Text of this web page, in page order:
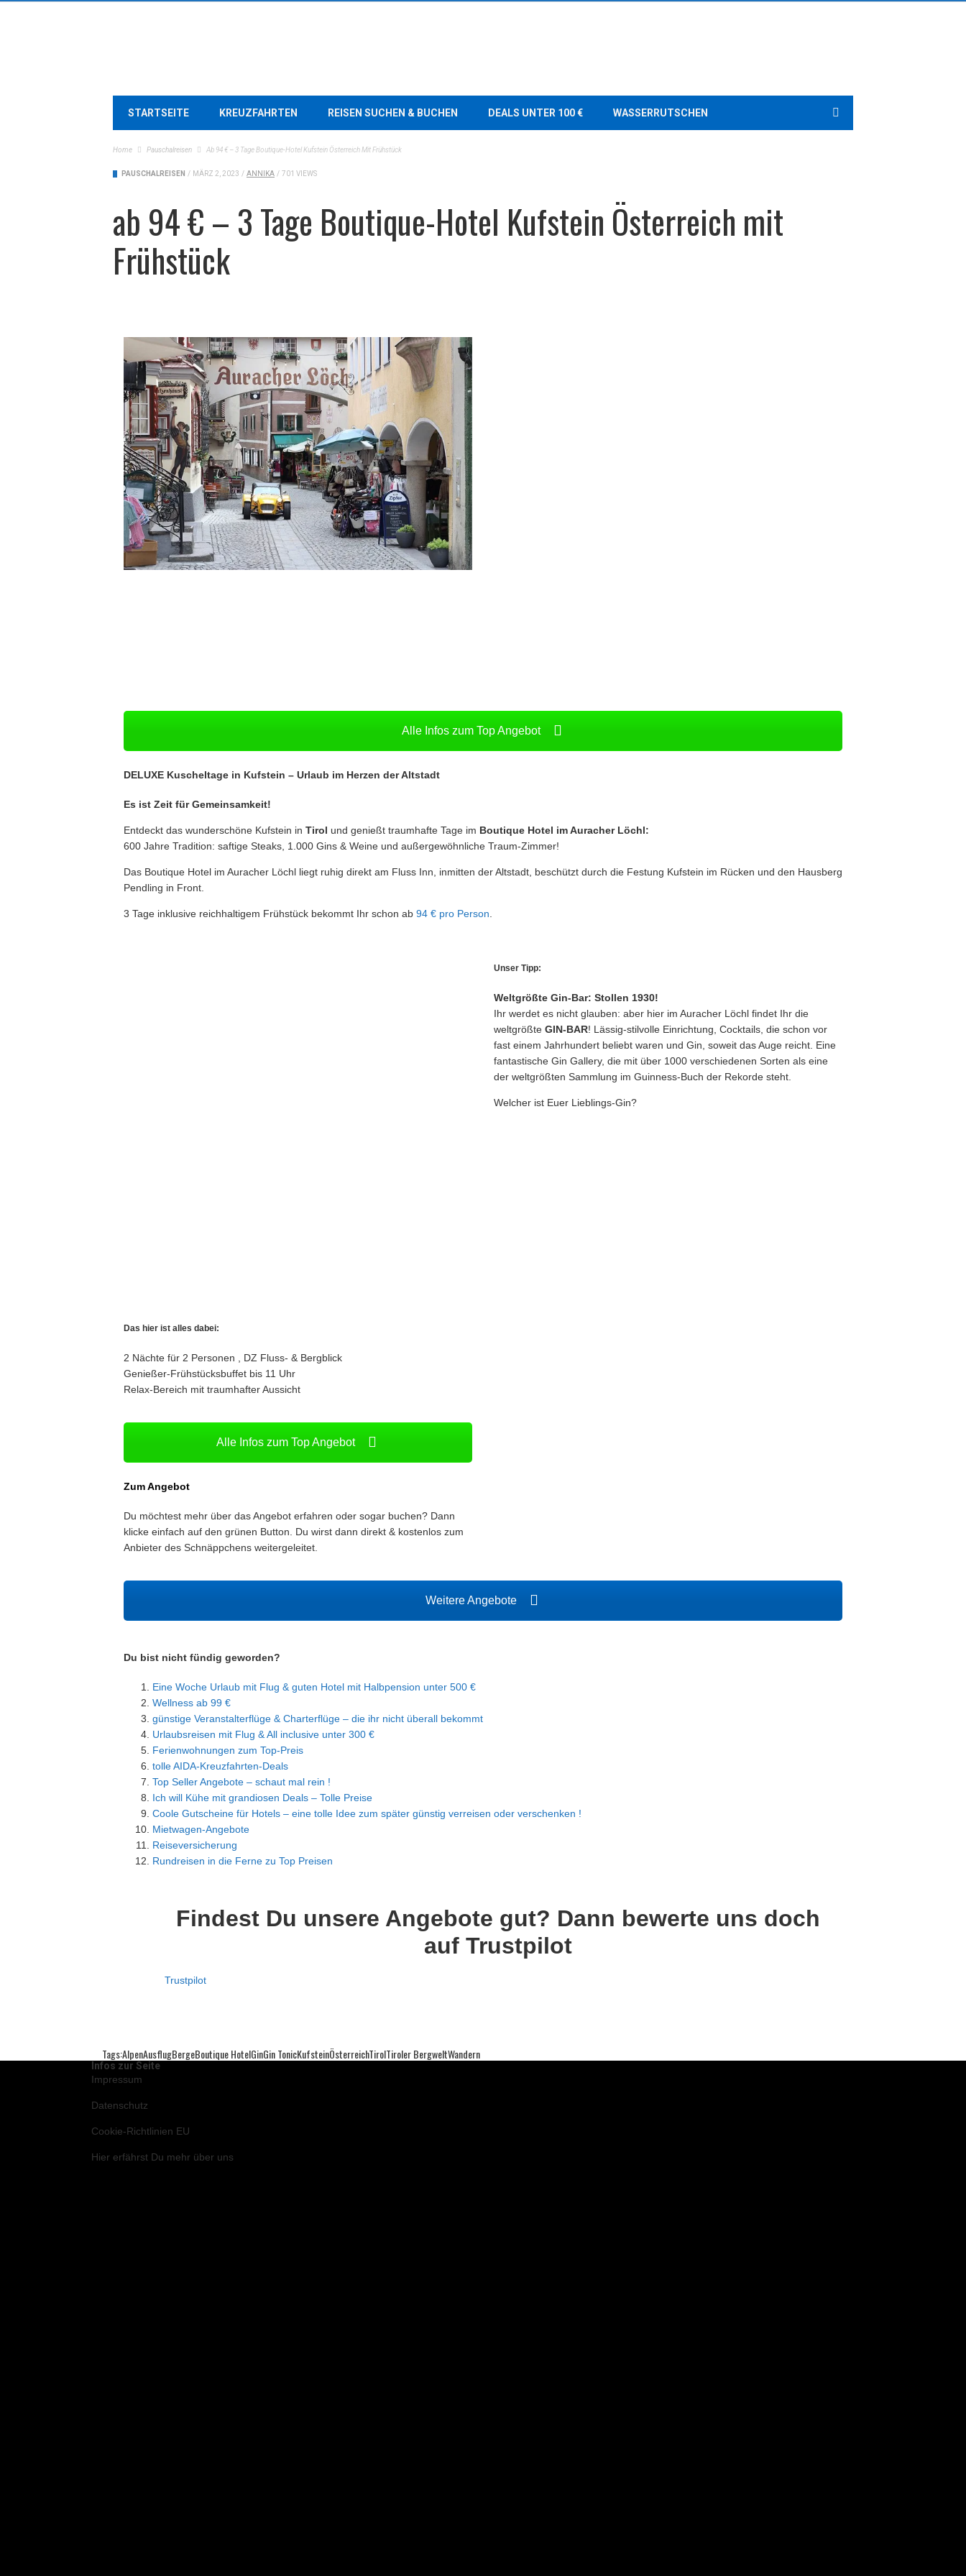
STARTSEITE KREUZFAHRTEN REISEN SUCHEN & BUCHEN DEALS UNTER 100 € WASSERRUTSCHEN
Home Pauschalreisen Ab 94 € – 3 Tage Boutique-Hotel Kufstein Österreich Mit Frühstück
PAUSCHALREISEN / MÄRZ 2, 2023 / ANNIKA / 701 VIEWS
ab 94 € – 3 Tage Boutique-Hotel Kufstein Österreich mit
Frühstück
Alle Infos zum Top Angebot
DELUXE Kuscheltage in Kufstein – Urlaub im Herzen der Altstadt
Es ist Zeit für Gemeinsamkeit!
Entdeckt das wunderschöne Kufstein in Tirol und genießt traumhafte Tage im Boutique Hotel im Auracher Löchl:
600 Jahre Tradition: saftige Steaks, 1.000 Gins & Weine und außergewöhnliche Traum-Zimmer!
Das Boutique Hotel im Auracher Löchl liegt ruhig direkt am Fluss Inn, inmitten der Altstadt, beschützt durch die Festung Kufstein im Rücken und den Hausberg
Pendling in Front.
3 Tage inklusive reichhaltigem Frühstück bekommt Ihr schon ab 94 € pro Person
Das hier ist alles dabei:
2 Nächte für 2 Personen
DZ Fluss- & Bergblick
Genießer-Frühstücksbuffet bis 11 Uhr
Relax-Bereich mit traumhafter Aussicht
Alle Infos zum Top Angebot
Zum Angebot
Du möchtest mehr über das Angebot erfahren oder sogar buchen? Dann
klicke einfach auf den grünen Button. Du wirst dann direkt & kostenlos zum
Anbieter des Schnäppchens weitergeleitet.
Unser Tipp:
Weltgrößte Gin-Bar: Stollen 1930!
Ihr werdet es nicht glauben: aber hier im Auracher Löchl findet Ihr die
weltgrößte GIN-BAR! Lässig-stilvolle Einrichtung, Cocktails, die schon vor
fast einem Jahrhundert beliebt waren und Gin, soweit das Auge reicht. Eine
fantastische Gin Gallery, die mit über 1000 verschiedenen Sorten als eine
der weltgrößten Sammlung im Guinness-Buch der Rekorde steht.
Welcher ist Euer Lieblings-Gin?
Weitere Angebote
Du bist nicht fündig geworden?
Eine Woche Urlaub mit Flug & guten Hotel mit Halbpension unter 500 €
Wellness ab 99 €
günstige Veranstalterflüge & Charterflüge – die ihr nicht überall bekommt
Urlaubsreisen mit Flug & All inclusive unter 300 €
Ferienwohnungen zum Top-Preis
tolle AIDA-Kreuzfahrten-Deals
Top Seller Angebote – schaut mal rein !
Ich will Kühe mit grandiosen Deals – Tolle Preise
Coole Gutscheine für Hotels – eine tolle Idee zum später günstig verreisen oder verschenken !
Mietwagen-Angebote
Reiseversicherung
Rundreisen in die Ferne zu Top Preisen
Findest Du unsere Angebote gut? Dann bewerte uns doch
auf Trustpilot
Trustpilot
Tags:AlpenAusflugBergeBoutique HotelGinGin TonicKufsteinÖsterreichTirolTiroler BergweltWandern
Infos zur Seite
Impressum
Datenschutz
Cookie-Richtlinien EU
Hier erfährst Du mehr über uns